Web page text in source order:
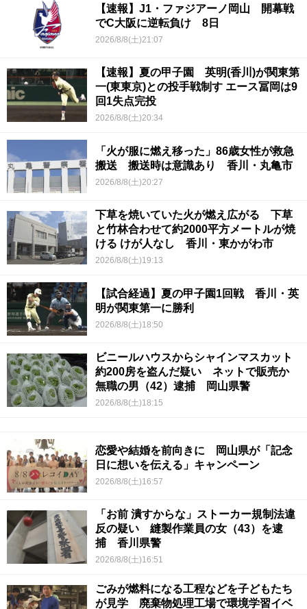
【速報】J1・ファジアーノ岡山 開幕戦
でC大阪に逆転負け 8日
2026/8/8(土)21:07
【速報】夏の甲子園 英明(香川)が関東第
一(東東京)との投手戦制す エース冨岡は9
回1失点完投
2026/8/8(土)20:34
「火が服に燃え移った」86歳女性が救急
搬送 搬送時は意識あり 香川・丸亀市
2026/8/8(土)20:27
下草を焼いていた火が燃え広がる 下草
と竹林合わせて約2000平方メートルが焼
ける けが人なし 香川・東かがわ市
2026/8/8(土)19:13
【試合経過】夏の甲子園1回戦 香川・英
明が関東第一に勝利
2026/8/8(土)18:50
ビニールハウスからシャインマスカット
約200房を盗んだ疑い ネットで販売か
無職の男（42）逮捕 岡山県警
2026/8/8(土)18:15
恋愛や結婚を前向きに 岡山県が「記念
日に想いを伝える」キャンペーン
2026/8/8(土)16:57
「お前 潰すからな」ストーカー規制法違
反の疑い 縫製作業員の女（43）を逮
捕 香川県警
2026/8/8(土)16:51
ごみが燃料になる工程などを子どもたち
が見学 廃棄物処理工場で環境学習イベ